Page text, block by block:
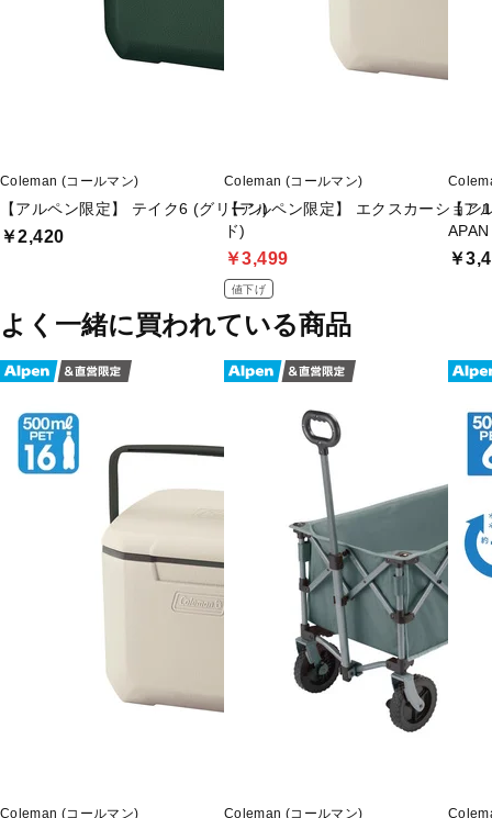
Coleman (コールマン)
【アルペン限定】 テイク6 (グリーン)
￥2,420
Coleman (コールマン)
【アルペン限定】 エクスカーション
ド)
￥3,499
値下げ
【ア
APAN
￥
よく一緒に買われている商品
Coleman (コールマン) Coleman (コールマン)